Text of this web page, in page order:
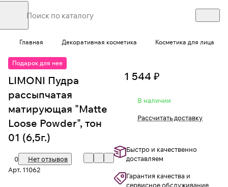
Главная Декоративная косметика Косметика для лица
Подарок для нее
LIMONI Пудра
рассыпчатая
матирующая "Matte
Loose Powder", тон
01 (6,5г.)
0
Нет отзывов
Арт. 11062
1 544 ₽
В наличии
Рассчитать доставку
Быстро и качественно
доставляем
Гарантия качества и
сервисное обслуживание